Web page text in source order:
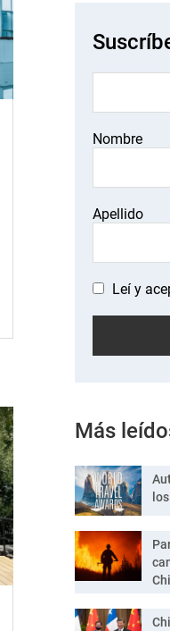
Nombre
Apellido
Leí y
Más